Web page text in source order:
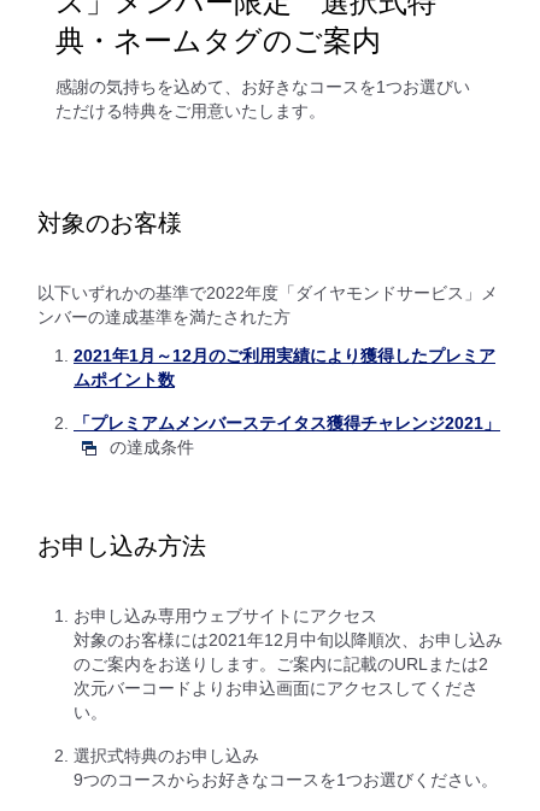
典・ネームタグのご案内
感謝の気持ちを込めて、お好きなコースを1つお選びい
ただける特典をご用意いたします。
対象のお客様
以下いずれかの基準で2022年度「ダイヤモンドサービス」メ
ンバーの達成基準を満たされた方
2021年1月～12月のご利用実績により獲得したプレミア
ムポイント数
「プレミアムメンバーステイタス獲得チャレンジ2021」
の達成条件
お申し込み方法
お申し込み専用ウェブサイトにアクセス
対象のお客様には2021年12月中旬以降順次、お申し込み
のご案内をお送りします。ご案内に記載のURLまたは2
次元バーコードよりお申込画面にアクセスしてくださ
い。
選択式特典のお申し込み
9つのコースからお好きなコースを1つお選びください。